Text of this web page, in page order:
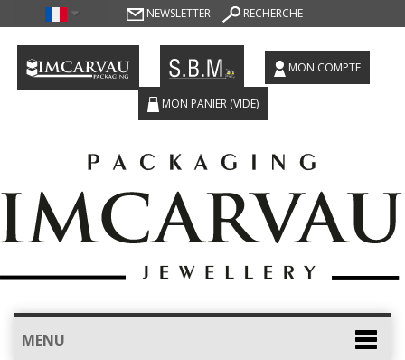
NEWSLETTER RECHERCHE
MON COMPTE
MON PANIER (VIDE)
MENU